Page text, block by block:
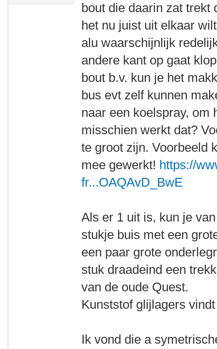
bout die daarin zat trekt
het nu juist uit elkaar
alu waarschijnlijk
andere kant op gaat
bout b.v. kun je het
bus evt zelf kunnen
naar een koelspray, om
misschien werkt dat?
te groot zijn. Voorbeeld
mee gewerkt! https://
fr...OAQAvD_BwE
Als er 1 uit is, kun je
stukje buis met een
een paar grote
stuk draadeind een
van de oude Quest.
Kunststof glijlagers
Ik vond die a